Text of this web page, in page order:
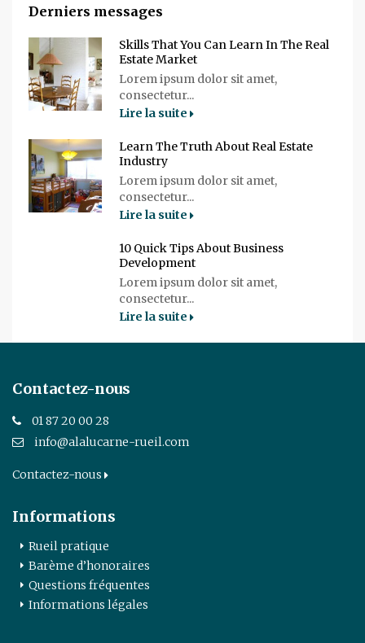
Derniers messages
Skills That You Can Learn In The Real
Estate Market
Lorem ipsum dolor sit amet,
consectetur...
Lire la suite
Learn The Truth About Real Estate
Industry
Lorem ipsum dolor sit amet,
consectetur...
Lire la suite
10 Quick Tips About Business
Development
Lorem ipsum dolor sit amet,
consectetur...
Lire la suite
Contactez-nous
01 87 20 00 28
info@alalucarne-rueil.com
Contactez-nous
Informations
Rueil pratique
Barème d’honoraires
Questions fréquentes
Informations légales